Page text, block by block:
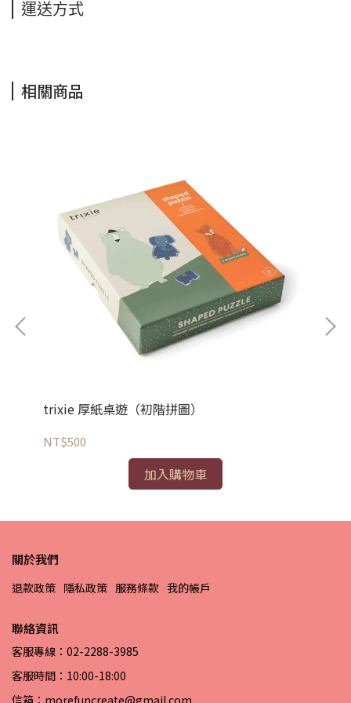
運送方式
相關商品
trixie 厚紙桌遊（初階拼圖）
NT$500
加入購物車
關於我們
退款政策 隱私政策 服務條款 我的帳戶
聯絡資訊
客服專線：02-2288-3985
客服時間：10:00-18:00
信箱：morefuncreate@gmail.com